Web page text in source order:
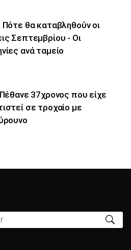
θα καταβληθούν οι
Σεπτεμβρίου - Οι
ανά ταμείο
37χρονος που είχε
σε τροχαίο με